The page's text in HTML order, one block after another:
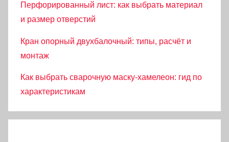
Перфорированный лист: как выбрать материал
и размер отверстий
Кран опорный двухбалочный: типы, расчёт и
монтаж
Как выбрать сварочную маску-хамелеон: гид по
характеристикам